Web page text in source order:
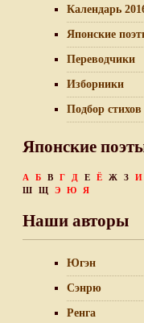
Календарь
Японские
Переводчики
Изборники
Подбор стихов
Японские
А Б В Г Д Е Ё Ж З И
Ш
Щ Э Ю Я
Наши авторы
Югэн
Сэнрю
Ренга